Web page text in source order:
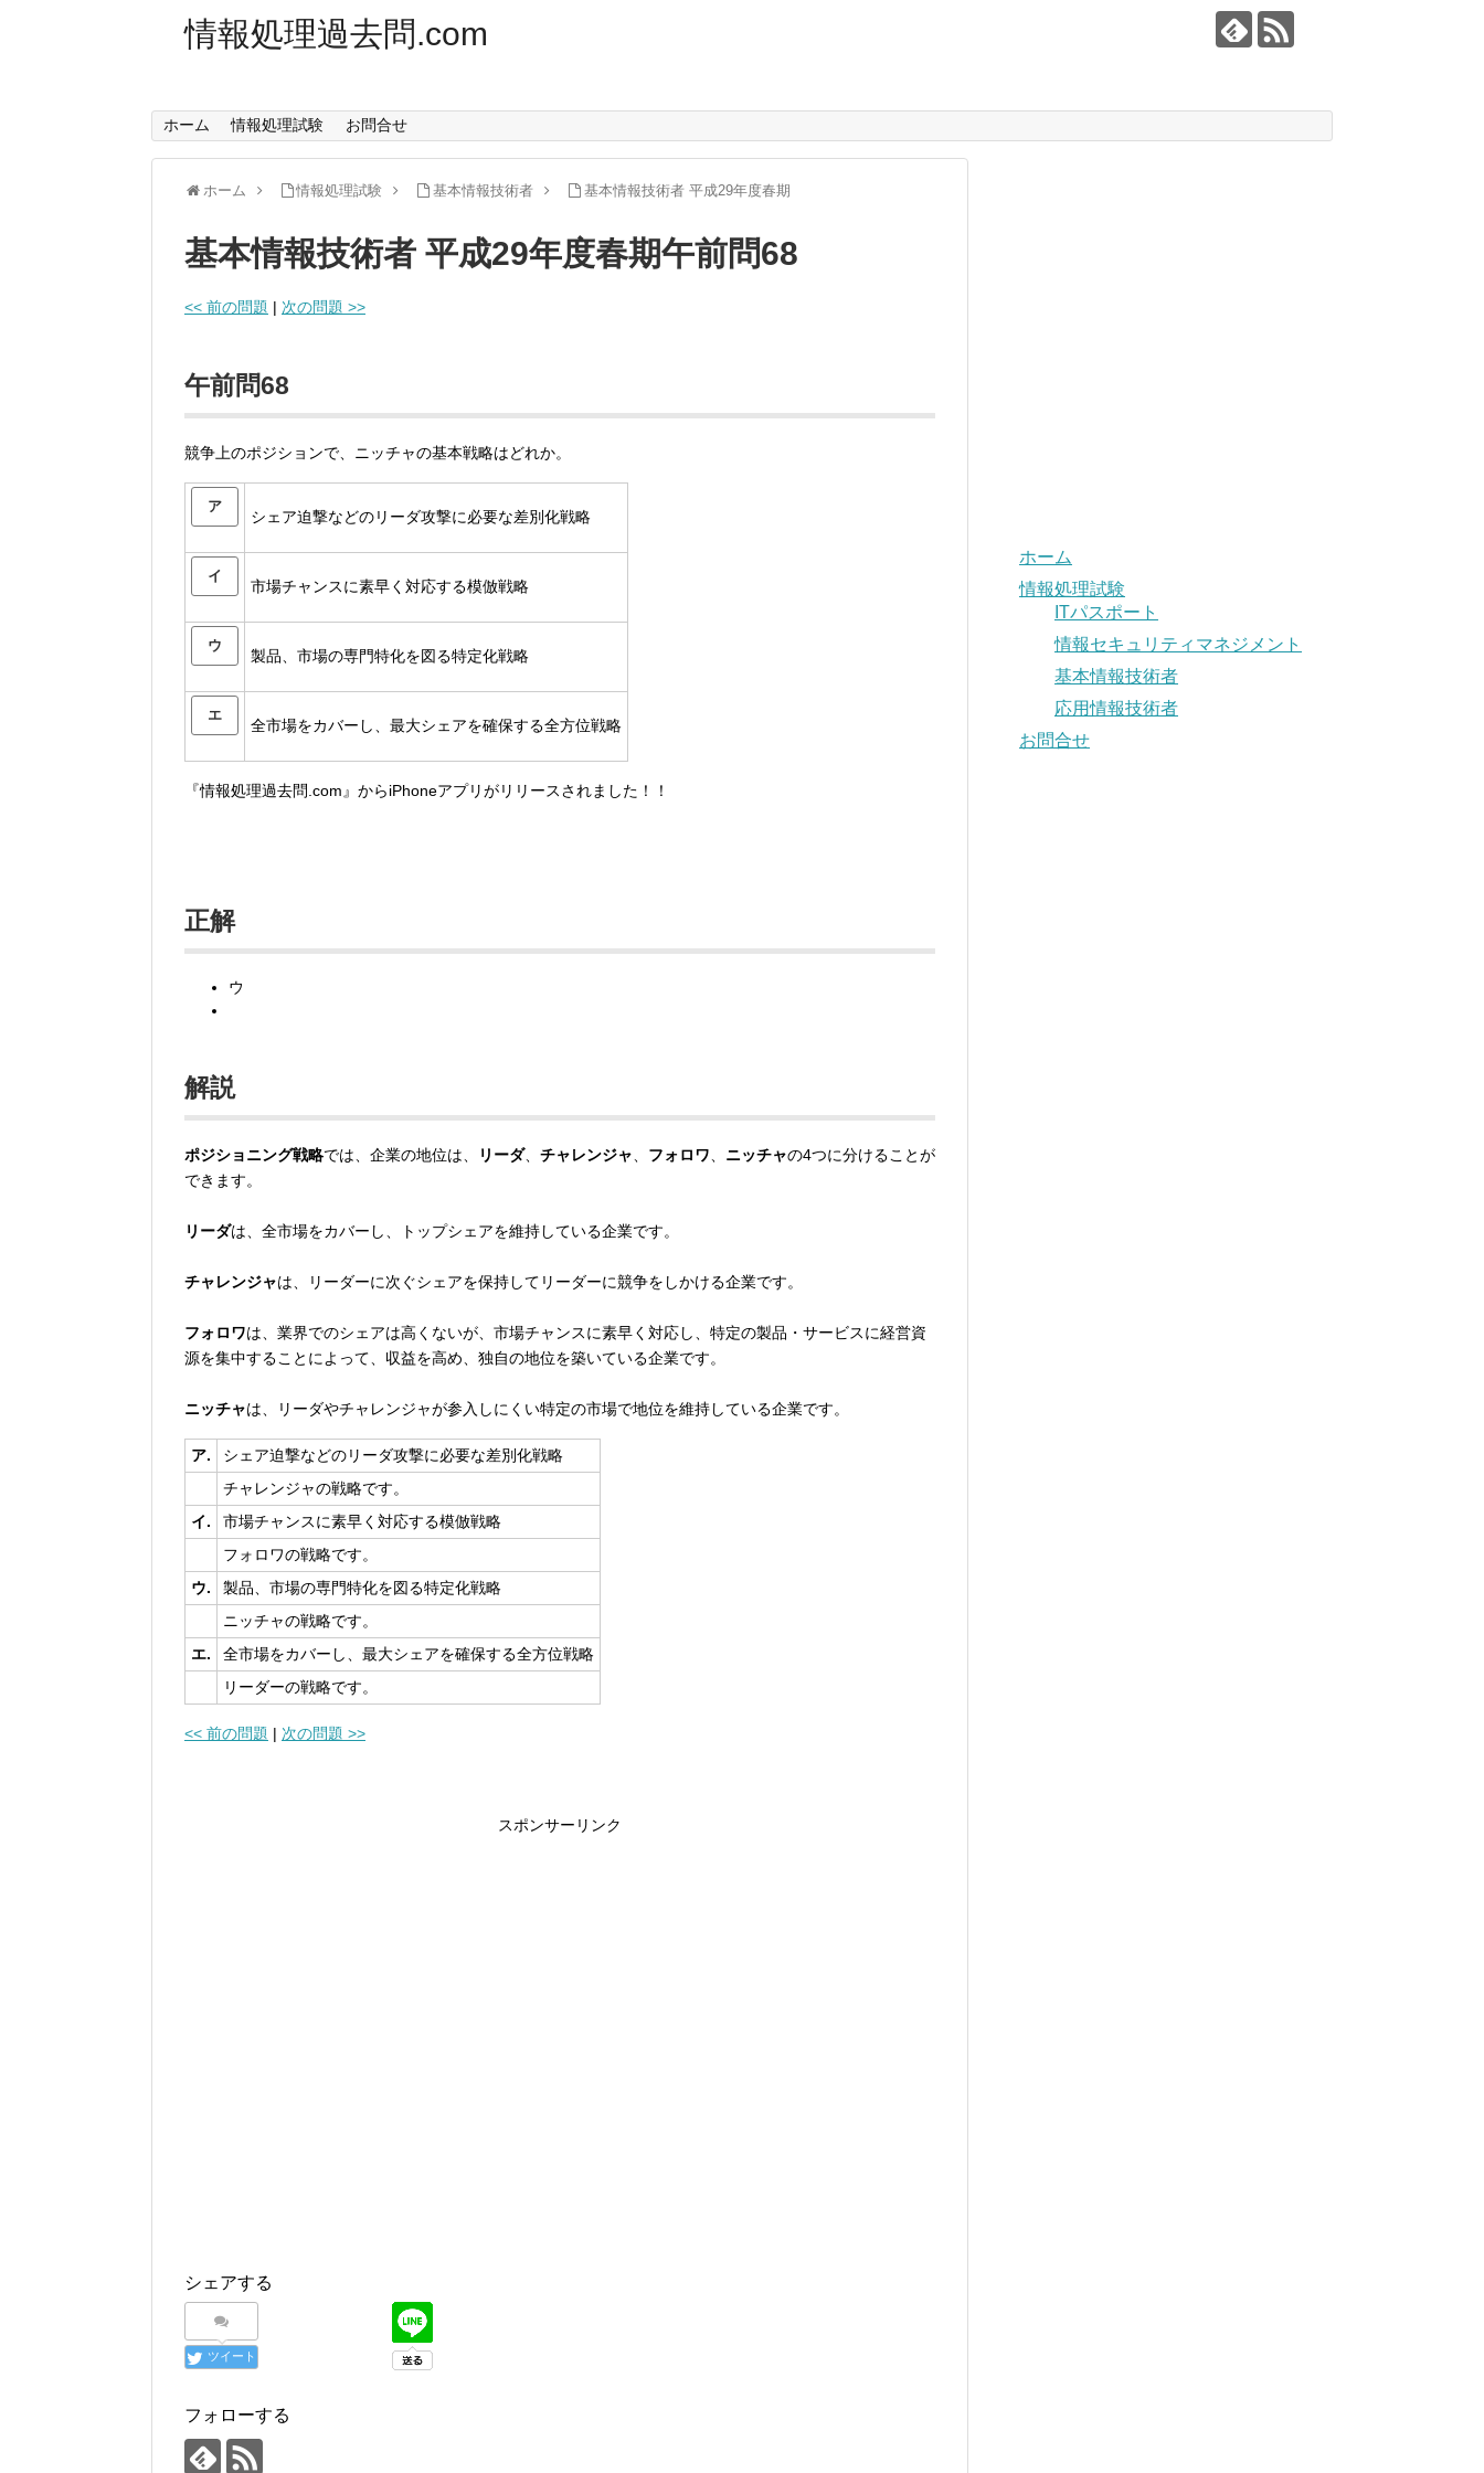
情報処理過去問.com
ホーム 情報処理試験 お問合せ
ホーム 情報処理試験 基本情報技術者 基本情報技術者 平成29年度春期
基本情報技術者 平成29年度春期午前問68
<< 前の問題 | 次の問題 >>
午前問68
競争上のポジションで、ニッチャの基本戦略はどれか。
ア
シェア迫撃などのリーダ攻撃に必要な差別化戦略
イ
市場チャンスに素早く対応する模倣戦略
ウ
製品、市場の専門特化を図る特定化戦略
エ
全市場をカバーし、最大シェアを確保する全方位戦略
『情報処理過去問.com』からiPhoneアプリがリリースされました！！
正解
ウ
解説
ポジショニング戦略では、企業の地位は、 リーダ、 チャレンジャ、 フォロワ、 ニッチャの4つに分けることが
できます。
リーダは、全市場をカバーし、トップシェアを維持している企業です。
チャレンジャは、リーダーに次ぐシェアを保持してリーダーに競争をしかける企業です。
フォロワは、業界でのシェアは高くないが、市場チャンスに素早く対応し、特定の製品・サービスに経営資
源を集中することによって、収益を高め、独自の地位を築いている企業です。
ニッチャは、リーダやチャレンジャが参入しにくい特定の市場で地位を維持している企業です。
ア.
シェア迫撃などのリーダ攻撃に必要な差別化戦略
チャレンジャの戦略です。
イ.
市場チャンスに素早く対応する模倣戦略
フォロワの戦略です。
ウ.
製品、市場の専門特化を図る特定化戦略
ニッチャの戦略です。
エ.
全市場をカバーし、最大シェアを確保する全方位戦略
リーダーの戦略です。
<< 前の問題 | 次の問題 >>
スポンサーリンク
シェアする
ツイート
フォローする
ホーム
情報処理試験
ITパスポート
情報セキュリティマネジメント
基本情報技術者
応用情報技術者
お問合せ